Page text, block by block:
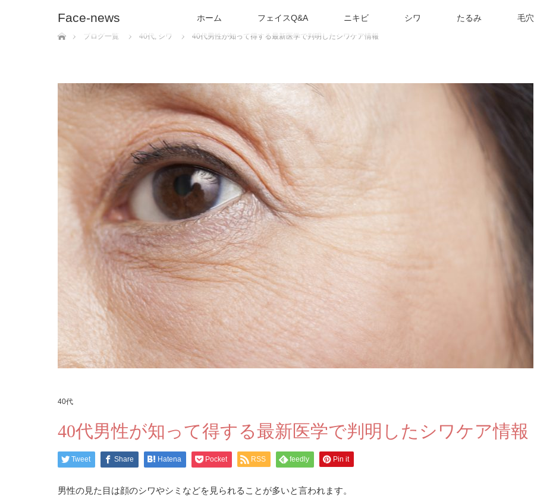
Face-news ホーム フェイスQ&A ニキビ シワ たるみ 毛穴
ホーム
ブログ一覧
40代, シワ 40代男性が知って得する最新医学で判明したシワケア情報
40代
40代男性が知って得する最新医学で判明したシワケア情報
Tweet Share Hatena Pocket RSS feedly Pin it
男性の見た目は顔のシワやシミなどを見られることが多いと言われます。